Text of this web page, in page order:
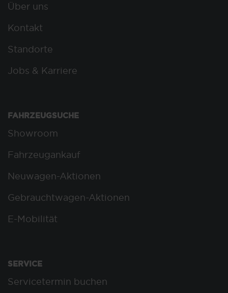
Über uns
Kontakt
Standorte
Jobs & Karriere
FAHRZEUGSUCHE
Showroom
Fahrzeugankauf
Neuwagen-Aktionen
Gebrauchtwagen-Aktionen
E-Mobilität
SERVICE
Servicetermin buchen